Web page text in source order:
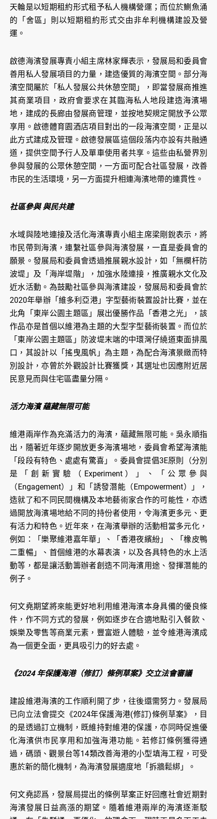
天輪是以短期租約形式租予私人機構營運；而位於鰂魚涌
的「舍區」則以短期租約形式交由非牟利機構建設及營
運。
啟德海濱發展專責小組主席林家輝表示，發展局和委員會
善用私人發展項目的力量，建造優質的海濱空間。部分海
濱空間屬於「私人發展公共休憩空間」，即當發展商推進
其商業項目，政府會要求在其臨海私人地段建造海濱場
地，建成的長廊由發展商管理，並按地契規定開放予公眾
享用。啟德體育園酒店項目對出的一段海濱空間，正是以
此方式建成及管理。啟德發展區這個段落内亦設有共融通
道，提供空間予行人及單車使用者共享。這些由私營界別
參與發展的公眾休憩空間，一方面可配合社區發展，改善
市民的生活環境，另一方面提升相連海濱地帶的連貫性。
社區參與 與民共建
水域與陸地連接及活化海濱專責小組主席梁剛銳表示，將
市民帶到海濱，連繫社區參與海濱發展，一直是委員會的
願景。發展局和委員會透過推展親水設計，如「無欄杆防
波堤」及「海岸堤階」，加強水陸連接，推廣親水文化及
近水活動。為鼓勵社區參與海濱建設，發展局和委員會於
2020年舉辦「維多利亞港」字型藝術裝置設計比賽，並在
北角「東岸公園主題區」展出優勝作品「香港之光」，該
作品亦是首個以維港為主題的大型字型藝術裝置。而位於
「東岸公園主題區」防波堤末端的中環灣仔繞道東面排風
口，其設計以「搖曳風帆」為主題，為配合海濱景緻而特
別設計，亦曾於外觀設計比賽獲獎，其選址也因應附近居
民意見而與住宅區盡量分隔。
活力海濱 蘊藏無限可能
維港兩岸作為充滿活力的海濱，蘊藏無限可能。吳永順指
出，隨著近年逐步開放更多海濱場地，委員會希望海濱能
「段段有特色、處處有驚喜」。委員會提倡3E原則（分別
是「創新實驗（Experiment）」、「公眾參與
（Engagement）」和「誘發潛能（Empowerment）」，
造就了和不同民間機構及本地藝術家合作的可能性，亦透
過開放海濱場地給不同的持份者使用，令海濱更多元、更
有活力和特色。近年來，在海濱舉辦的活動相當多元化，
例如：「樂聚維港嘉年華」、「香港夜繽紛」、「橡皮鴨
二重暢」、首個維港的水幕表演，以及各具特色的水上活
動等，都是讓活動籌辦者創造不同海濱用途、發揮潛能的
例子。
何文堯期望將來能更好地利用維港海濱本身具備的優良條
件，作不同方式的發展，例如逐步在合適地點引入餐飲、
娛樂及零售等商業元素，豐富遊人體驗，並令維港海濱成
為一個更全面，更具吸引力的好去處。
《2024 年保護海港（修訂）條例草案》交立法會審議
建設維港海濱的工作順利開了步，往後還需努力。發展局
已向立法會提交《2024年保護海港(修訂)條例草案》，目
的是透過訂立機制，既維持對維港的保護，亦同時促進優
化海濱供市民享用和加強海港功能。若修訂條例獲得通
過，碼頭、觀景台等14類改善海港的小型填海工程，可受
惠於新的簡化機制，為海濱發展適度地「拆牆鬆綁」。
何文堯認爲，發展局提出的條例草案正好回應社會近期對
海濱發展日益高漲的期望。隨着維港兩岸的海濱逐漸駁